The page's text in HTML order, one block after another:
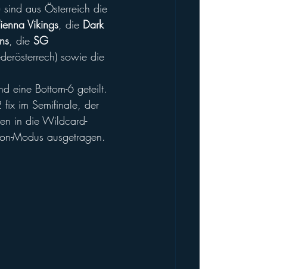
sind aus Österreich die
Vikings , die Dark
, die SG
sowie die
eine Bottom-6 geteilt.
fix im Semifinale, der
in die Wildcard-
Modus ausgetragen.